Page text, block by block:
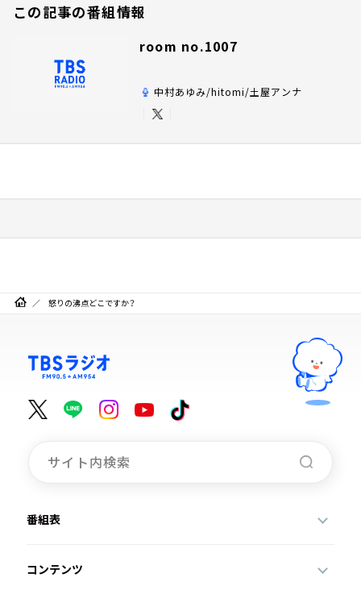
この記事の番組情報
room no.1007
中村あゆみ/hitomi/土屋アンナ
怒りの沸点どこですか？
番組表
コンテンツ